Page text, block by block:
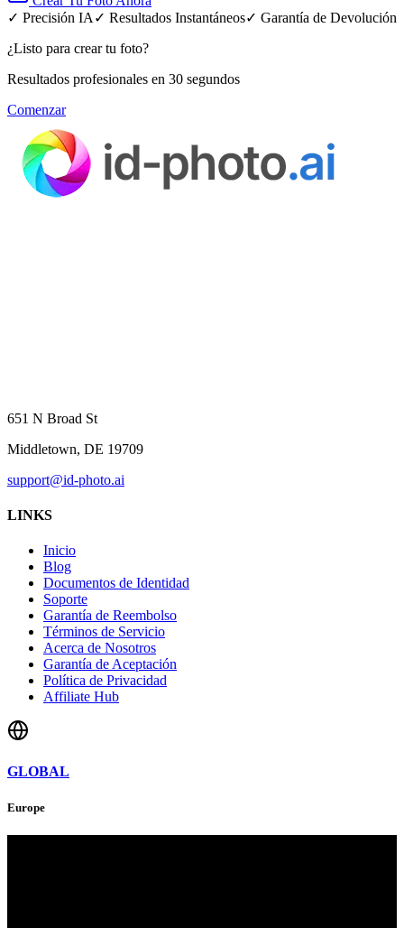
✓ Precisión IA ✓ Resultados Instantáneos✓ Garantía de Devolución
¿Listo para crear tu foto?
Resultados profesionales en 30 segundos
Comenzar
651 N Broad St
Middletown, DE 19709
support@id-photo.ai
LINKS
Inicio
Blog
Documentos de Identidad
Soporte
Garantía de Reembolso
Términos de Servicio
Acerca de Nosotros
Garantía de Aceptación
Política de Privacidad
Affiliate Hub
GLOBAL
Europe